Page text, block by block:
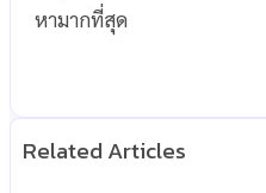
หามากที่สุด